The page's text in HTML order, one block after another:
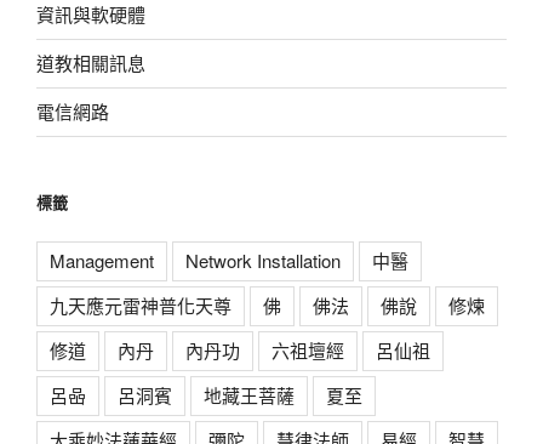
資訊與軟硬體
道教相關訊息
電信網路
標籤
Management Network Installation
中醫
九天應元雷神普化天尊
佛 佛法 佛說
修煉
修道
內丹 內丹功 六祖壇經
呂仙祖
呂喦
呂洞賓 地藏王菩薩
夏至